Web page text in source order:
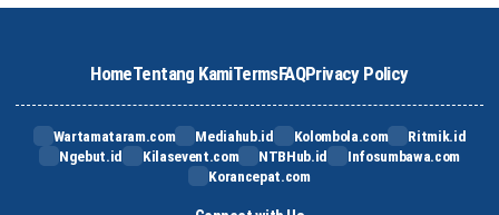
HomeTentang KamiTermsFAQPrivacy Policy
Wartamataram.com Mediahub.id Kolombola.com
Ritmik.id
Ngebut.id
Kilasevent.com NTBHub.id
Infosumbawa.com
Korancepat.com